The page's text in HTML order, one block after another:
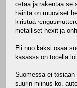
ostaa ja rakentaa se
häiritä on muoviset
kiristää
metalliset hexit ja
Eli nuo kaksi osaa
kasassa on todella
Suomessa ei tosiaan
suurin miinus ko.